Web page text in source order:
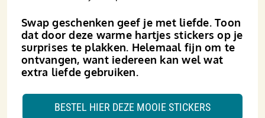
Swap geschenken geef je met liefde. Toon
dat door deze warme hartjes stickers op je
surprises te plakken. Helemaal fijn om te
ontvangen, want iedereen kan wel wat
extra liefde gebruiken.
BESTEL HIER DEZE MOOIE STICKERS